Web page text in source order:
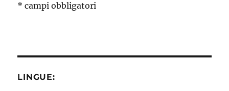
* campi obbligatori
LINGUE: